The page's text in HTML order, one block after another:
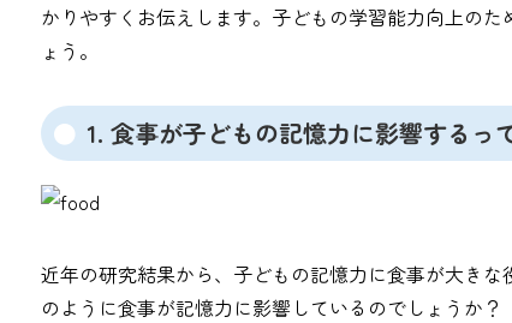
かりやすくお伝えします。子どもの学習能力向上の
ょう。
1. 食事が子どもの記憶力に影響するっ
近年の研究結果から、子どもの記憶力に食事が大き
のように食事が記憶力に影響しているのでしょうか？